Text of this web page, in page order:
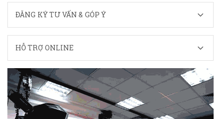
ĐĂNG KÝ TƯ VẤN & GÓP Ý
HỖ TRỢ ONLINE